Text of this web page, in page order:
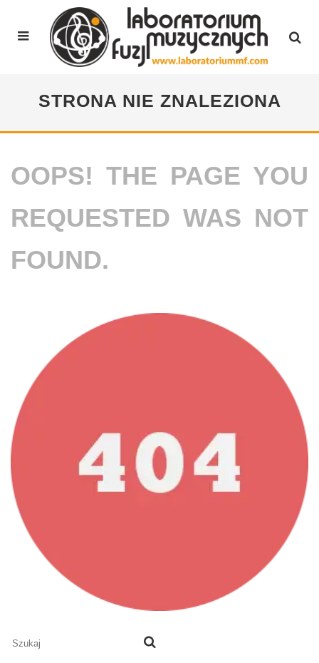
STRONA NIE ZNALEZIONA
OOPS! THE PAGE YOU
REQUESTED WAS NOT
FOUND.